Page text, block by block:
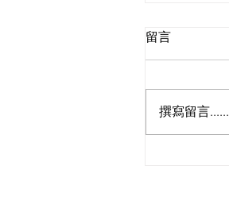
留言
撰寫留言......